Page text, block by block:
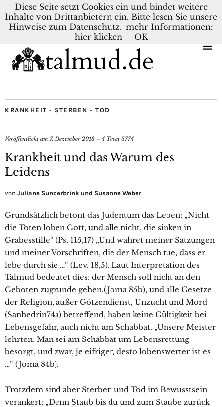
KONTAKT BLOG DEUTSCH NEDERLANDS
KRANKHEIT - STERBEN - TOD
Veröffentlicht am 7. Dezember 2013 – 4 Tevet 5774
Krankheit und das Warum des
Leidens
von Juliane Sunderbrink und Susanne Weber
Grundsätzlich betont das Judentum das Leben: „Nicht
die Toten loben Gott, und alle nicht, die sinken in
Grabesstille“ (Ps. 115,17) „Und wahret meiner Satzungen
und meiner Vorschriften, die der Mensch tue, dass er
lebe durch sie …“ (Lev. 18,5). Laut Interpretation des
Talmud bedeutet dies: der Mensch soll nicht an den
Geboten zugrunde gehen.(Joma 85b), und alle Gesetze
der Religion, außer Götzendienst, Unzucht und Mord
(Sanhedrin74a) betreffend, haben keine Gültigkeit bei
Lebensgefahr, auch nicht am Schabbat. „Unsere Meister
lehrten: Man sei am Schabbat um Lebensrettung
besorgt, und zwar, je eifriger, desto lobenswerter ist es
…“ (Joma 84b).
Trotzdem sind aber Sterben und Tod im Bewusstsein
verankert: „Denn Staub bis du und zum Staube zurück
Diese Seite setzt Cookies ein und bindet weitere
Inhalte von Drittanbietern ein. Bitte lesen Sie unsere
Hinweise zum Datenschutz. mehr Informationen:
hier klicken
OK